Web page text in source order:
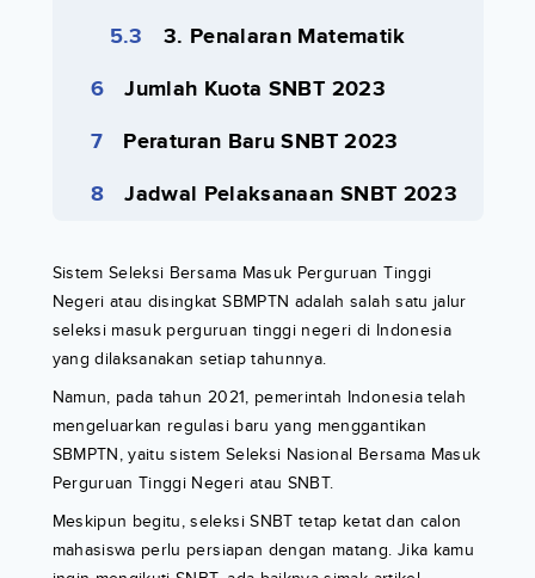
3. Penalaran Matematik
Jumlah Kuota SNBT 2023
Peraturan Baru SNBT 2023
Jadwal Pelaksanaan SNBT 2023
Sistem Seleksi Bersama Masuk Perguruan Tinggi
Negeri atau disingkat SBMPTN adalah salah satu jalur
seleksi masuk perguruan tinggi negeri di Indonesia
yang dilaksanakan setiap tahunnya.
Namun, pada tahun 2021, pemerintah Indonesia telah
mengeluarkan regulasi baru yang menggantikan
SBMPTN, yaitu sistem Seleksi Nasional Bersama Masuk
Perguruan Tinggi Negeri atau SNBT.
Meskipun begitu, seleksi SNBT tetap ketat dan calon
mahasiswa perlu persiapan dengan matang. Jika kamu